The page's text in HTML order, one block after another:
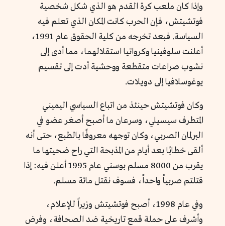
وإذا كان ملعب كرة القدم هو الذي شكل شخصية
فوتشيتش، فإن الحرب كانت المكان الذي تعلم فيه
السياسة. فبعد تخرجه من كلية الحقوق عام 1991،
أعلنت سلوفينيا وكرواتيا استقلالهما، مما أدى إلى
نشوب صراعات متقطعة ووحشية أدت إلى تقسيم
يوغوسلافيا إلى دويلات.
وكان فوتشيتش حينئذ من اتباع السياسي اليميني
المتطرف سيسيلي، وسرعان ما أصبح أصغر عضو في
البرلمان الصربي، وكان توجهه معروفًا بالطبع، حتى أنه
ألقى خطابًا بعد أيام من المذبحة التي راح ضحيتها ما
يقرب من 8000 مسلم بوسني عام 1995 أعلن فيه: إذا
قتلتم صربياً واحداً، فسوف نقتل مائة مسلم.
وفي عام 1998، أصبح فوتشيتش وزيراً للإعلام،
وأشرف على حملة قمع تاريخية ضد الصحافة، وفرض